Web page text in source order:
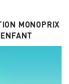
MONOPRIX